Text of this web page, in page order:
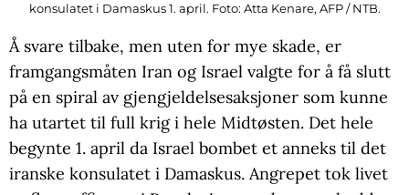
konsulatet i Damaskus 1. april. Foto: Atta Kenare, AFP / NTB.
Å svare tilbake, men uten for mye skade, er
framgangsmåten Iran og Israel valgte for å få slutt
på en spiral av gjengjeldelsesaksjoner som kunne
ha utartet til full krig i hele Midtøsten. Det hele
begynte 1. april da Israel bombet et anneks til det
iranske konsulatet i Damaskus. Angrepet tok livet